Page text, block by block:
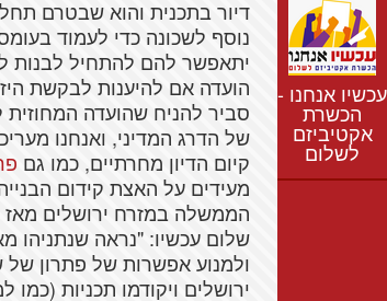
חדשות
נושאים
רשימת התנחלויות
מפת התנחלויות
עכשיו אנחנו -
הכשרת
אקטיביזם
לשלום
דיור בתכנית והואשבטרם תחל
נוסף לשכונה כדי לעמוד
יתאפשר להם להתחיל לבנות
הועדה אם להיענות לבקשת
סביר להניח שהועדה המחוזית
של הדרג המדיני, ואנחנו
קיום הדיון מחרתיים, כמו גם
מעידים על האצת קידום
הממשלה במזרח ירושלים מאז
שלום עכשיו: "נראה שנתניהו
ולמנועאפשרותשל פתרון של
ירושלים ויקודמו תכניות (כמו